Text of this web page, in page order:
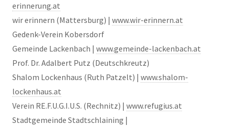
erinnerung.at
wir erinnern (Mattersburg) | www.wir-erinnern.at
Gedenk-Verein Kobersdorf
Gemeinde Lackenbach | www.gemeinde-lackenbach.at
Prof. Dr. Adalbert Putz (Deutschkreutz)
Shalom Lockenhaus (Ruth Patzelt) | www.shalom-
lockenhaus.at
Verein RE.F.U.G.I.U.S. (Rechnitz) | www.refugius.at
Stadtgemeinde Stadtschlaining |